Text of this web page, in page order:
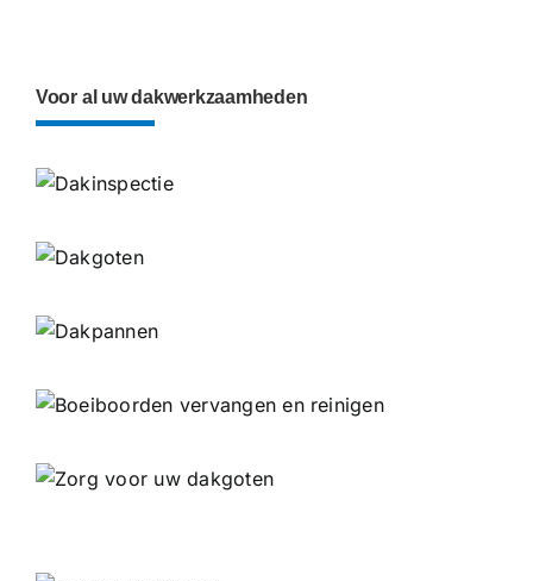
Voor al uw dakwerkzaamheden